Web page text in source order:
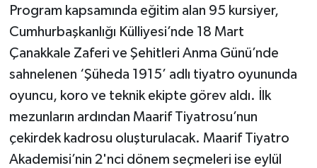
Program kapsamında eğitim alan 95 kursiyer,
Cumhurbaşkanlığı Külliyesi’nde 18 Mart
Çanakkale Zaferi ve Şehitleri Anma Günü’nde
sahnelenen ‘Şüheda 1915’ adlı tiyatro oyununda
oyuncu, koro ve teknik ekipte görev aldı. İlk
mezunların ardından Maarif Tiyatrosu’nun
çekirdek kadrosu oluşturulacak. Maarif Tiyatro
Akademisi’nin 2'nci dönem seçmeleri ise eylül